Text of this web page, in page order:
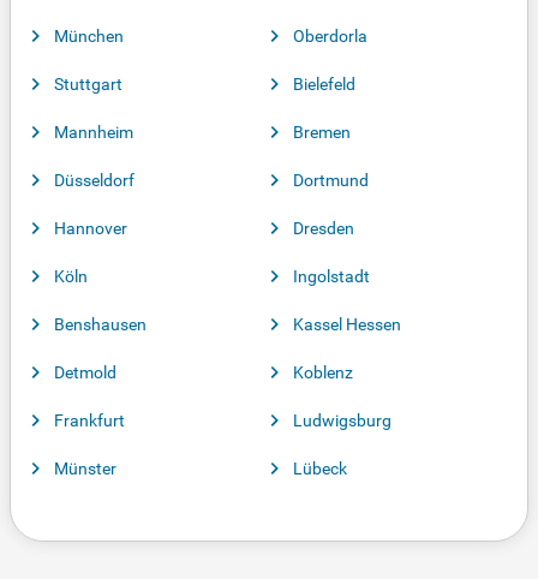
München
Stuttgart
Mannheim
Düsseldorf
Hannover
Köln
Benshausen
Detmold
Frankfurt
Münster
Oberdorla
Bielefeld
Bremen
Dortmund
Dresden
Ingolstadt
Kassel Hessen
Koblenz
Ludwigsburg
Lübeck